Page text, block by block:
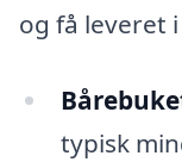
og få leveret
typisk